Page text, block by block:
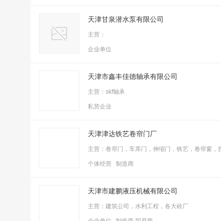
天津甘泉潜水泵有限公司
主营：
企业单位
天津市鑫丰佳德轴承有限公司
主营：skf轴承
私营企业
天津津达铁艺卷帘门厂
主营：卷帘门，车库门，伸缩门，铁艺，卷帘窗，
个体经营 制造商
天津市建鹏液压机械有限公司
主营：建筑公司，水利工程，各大砖厂